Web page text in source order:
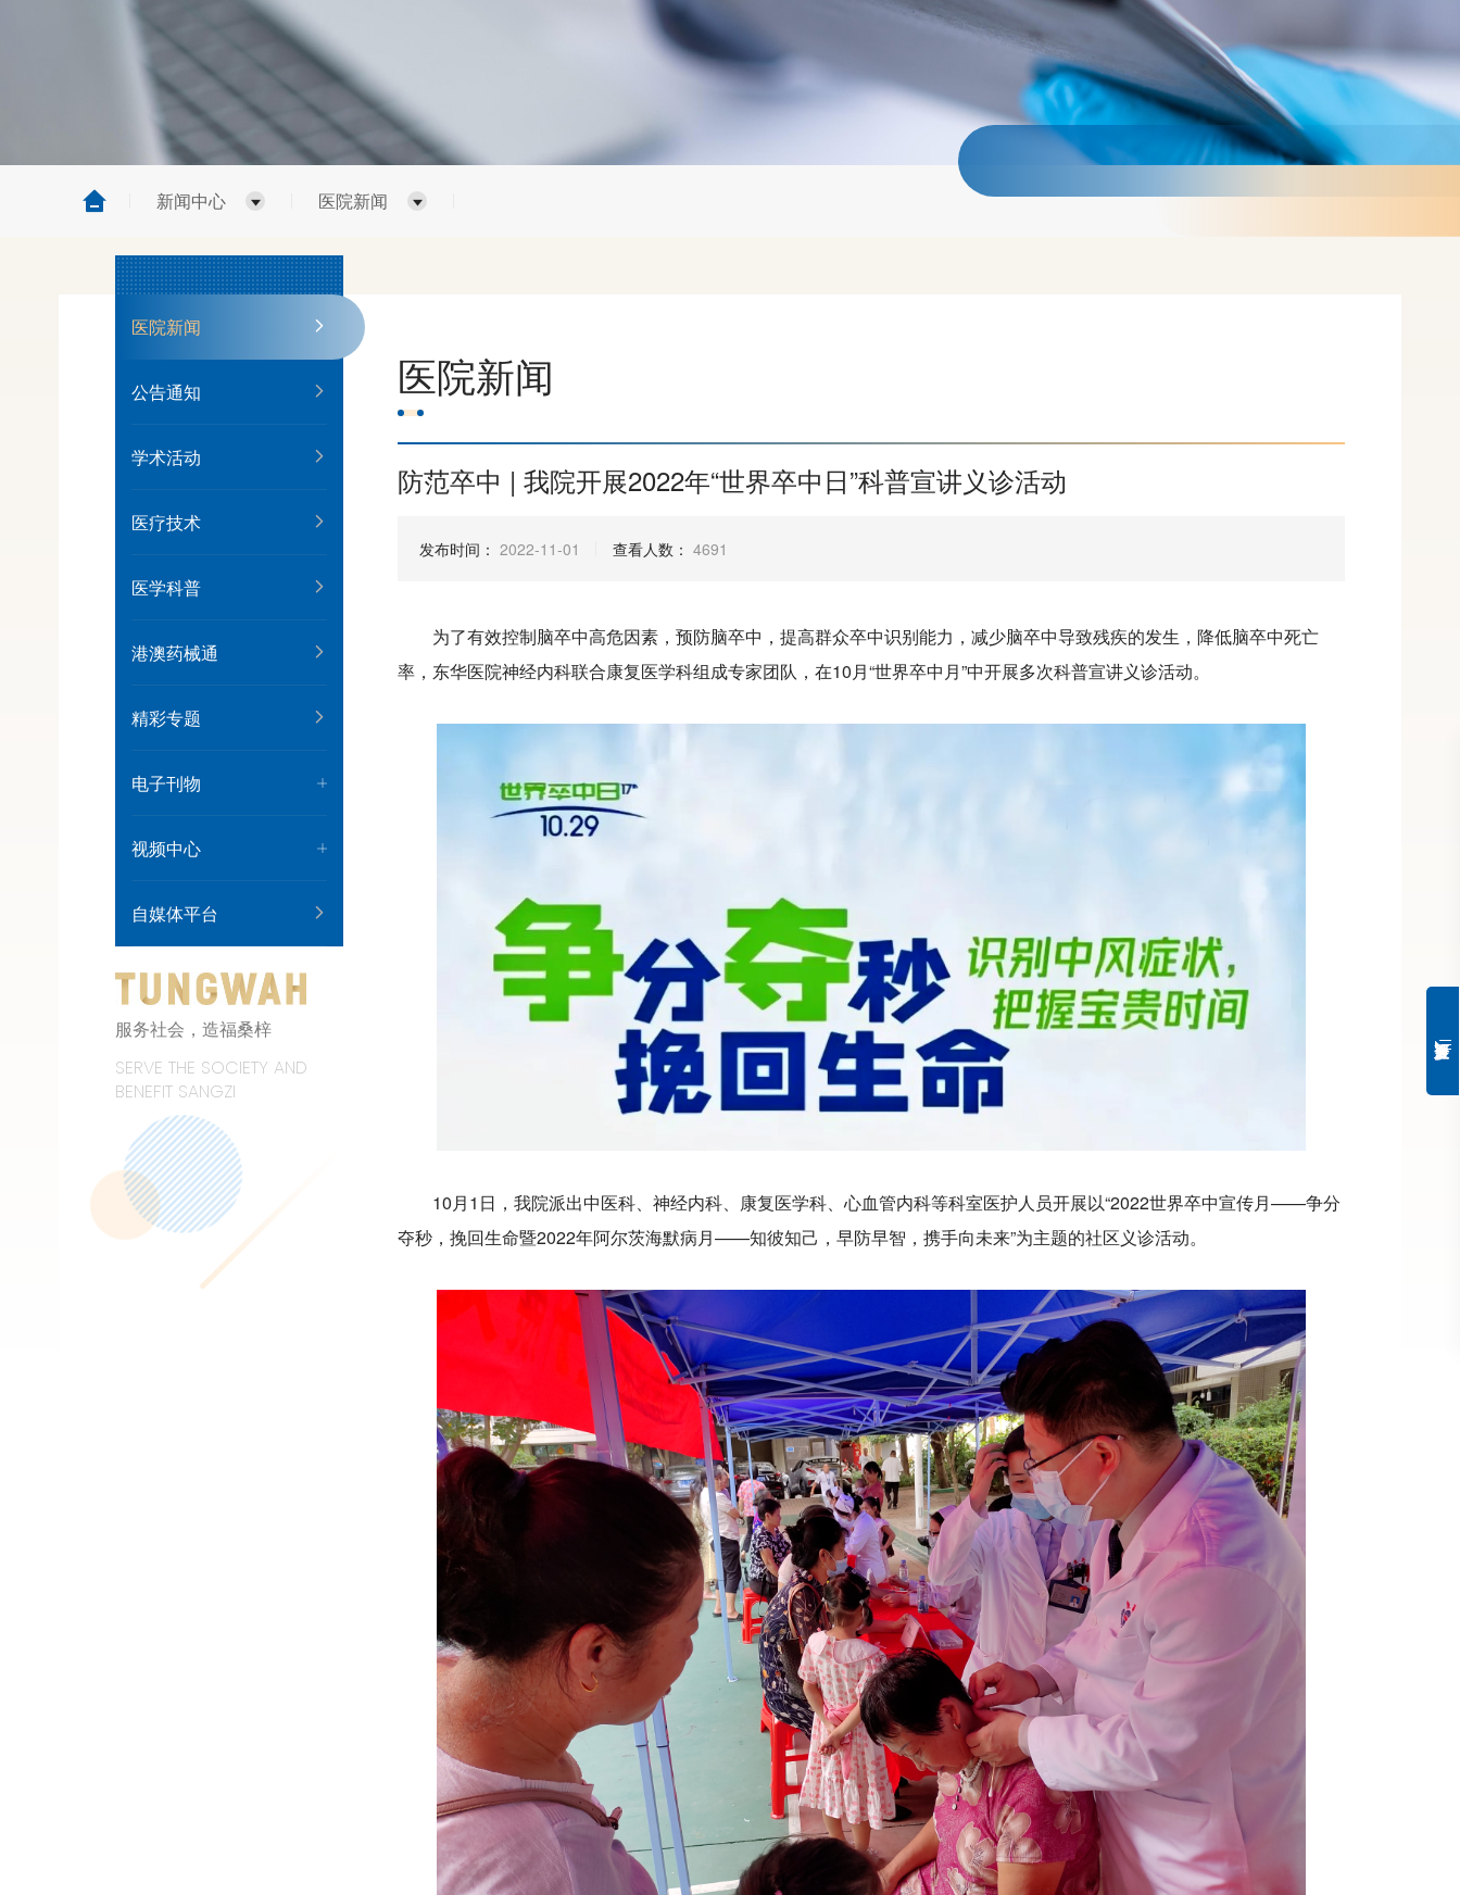
新闻中心 医院新闻
医院新闻
公告通知
学术活动
医疗技术
医学科普
港澳药械通
精彩专题
电子刊物
视频中心
自媒体平台
服务社会，造福桑梓
SERVE THE SOCIETY AND
BENEFIT SANGZI
医院新闻
防范卒中 | 我院开展2022年“世界卒中日”科普宣讲义诊活动
发布时间： 2022-11-01 查看人数： 4691
为了有效控制脑卒中高危因素，预防脑卒中，提高群众卒中识别能力，减少脑卒中导致残疾的发生，降低脑卒中死亡
率，东华医院神经内科联合康复医学科组成专家团队，在10月“世界卒中月”中开展多次科普宣讲义诊活动。
10月1日，我院派出中医科、神经内科、康复医学科、心血管内科等科室医护人员开展以“2022世界卒中宣传月——争分
夺秒，挽回生命暨2022年阿尔茨海默病月——知彼知己，早防早智，携手向未来”为主题的社区义诊活动。